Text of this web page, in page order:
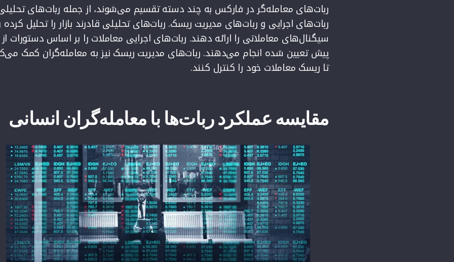
ربات‌های معامله‌گر در فارکس به چند دسته تقسیم می‌شوند، از جمله ربات‌های
ربات‌های اجرایی و ربات‌های مدیریت ریسک. ربات‌های تحلیلی قادرند بازار را تحلیل
سیگنال‌های معاملاتی را ارائه دهند. ربات‌های اجرایی معاملات را بر اساس دستورات از
پیش تعیین شده انجام می‌دهند. ربات‌های مدیریت ریسک نیز به معامله‌گران کمک
تا ریسک معاملات خود را کنترل کنند.
مقایسه عملکرد ربات‌ها با معامله‌گران انسانی